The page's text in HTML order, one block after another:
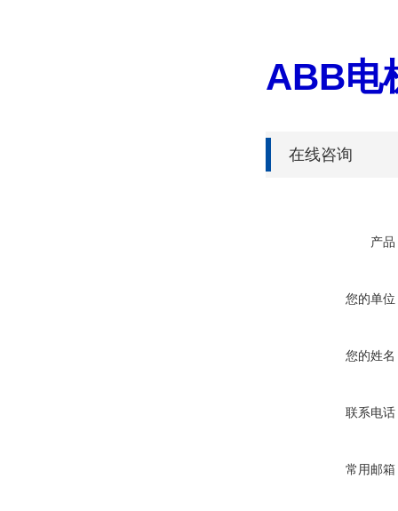
ABB电
在线咨询
产品
您的单位
您的姓名
联系电话
常用邮箱